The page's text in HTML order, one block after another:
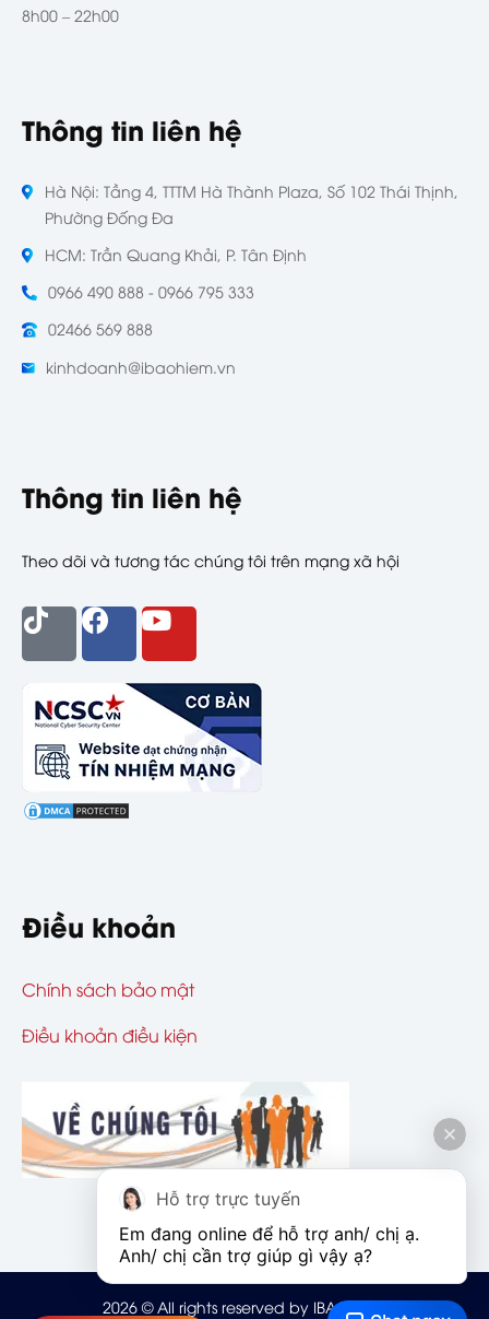
8h00 – 22h00
Thông tin liên hệ
Hà Nội: Tầng 4, TTTM Hà Thành Plaza, Số 102 Thái Thịnh,
Phường Đống Đa
HCM: Trần Quang Khải, P. Tân Định
0966 490 888 - 0966 795 333
02466 569 888
kinhdoanh@ibaohiem.vn
Thông tin liên hệ
Theo dõi và tương tác chúng tôi trên mạng xã hội
Điều khoản
Chính sách bảo mật
Điều khoản điều kiện
2026 © All rights reserved by IBAOHIEM
Hỗ trợ trực tuyến
Em đang online để hỗ trợ anh/ chị ạ.
Anh/ chị cần trợ giúp gì vậy ạ?